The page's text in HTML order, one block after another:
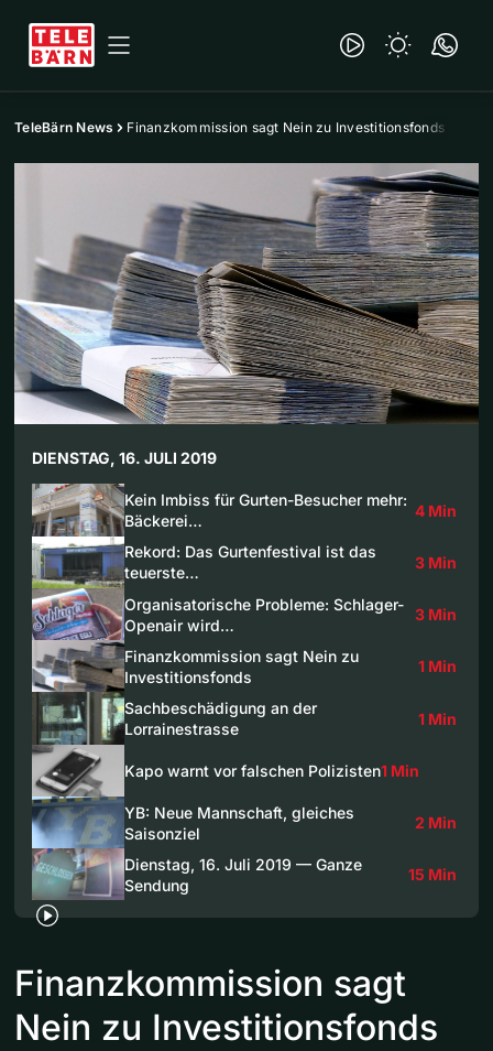
TeleBärn News Finanzkommission sagt Nein zu Investitionsfonds
DIENSTAG, 16. JULI 2019
Kein Imbiss für Gurten-Besucher mehr:
Bäckerei…
4 Min
Rekord: Das Gurtenfestival ist das
teuerste…
3 Min
Organisatorische Probleme: Schlager-
Openair wird…
3 Min
Finanzkommission sagt Nein zu
Investitionsfonds
1 Min
Sachbeschädigung an der
Lorrainestrasse
1 Min
Kapo warnt vor falschen Polizisten1 Min
YB: Neue Mannschaft, gleiches
Saisonziel
2 Min
Dienstag, 16. Juli 2019 — Ganze
Sendung
15 Min
Finanzkommission sagt
Nein zu Investitionsfonds